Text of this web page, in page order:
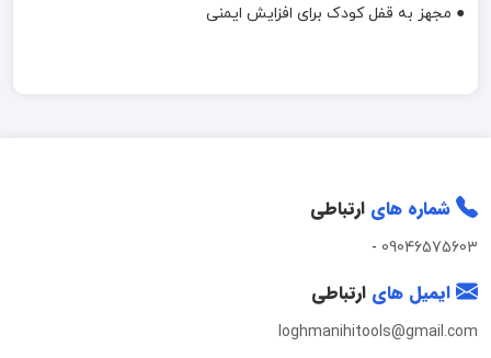
● مجهز به قفل کودک برای افزایش ایمنی
شماره های ارتباطی
09046575603
-
ایمیل های ارتباطی
loghmanihitools@gmail.com